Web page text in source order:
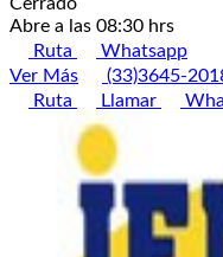
Abre a las 08:30 hrs
Ruta
Whatsapp
Ver Más
(33)3645-
Ruta
Llamar